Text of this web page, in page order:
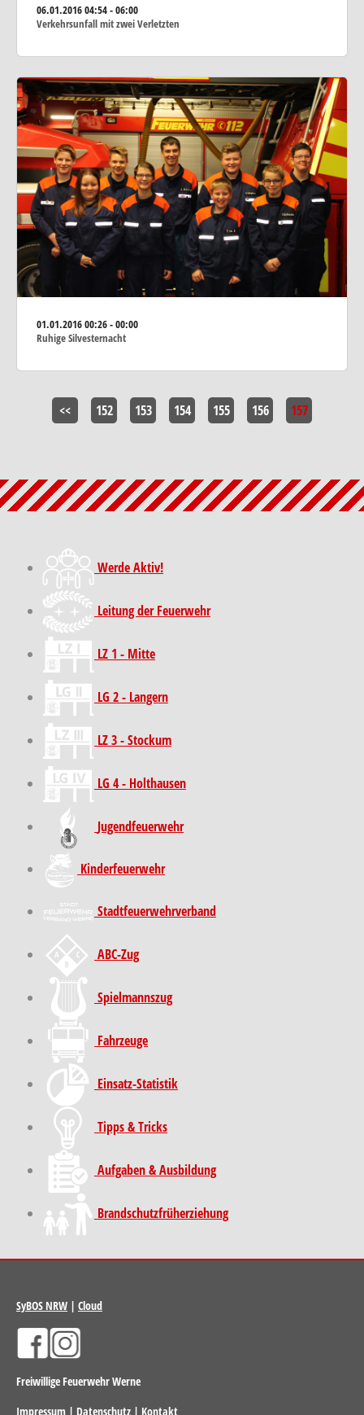
06.01.201604:54 - 06:00
Verkehrsunfall mit zwei Verletzten
01.01.201600:26 - 00:00
Ruhige Silvesternacht
<< 152 153 154 155 156 157
Werde Aktiv!
Leitung der Feuerwehr
LZ 1 - Mitte
LG 2 - Langern
LZ 3 - Stockum
LG 4 - Holthausen
Jugendfeuerwehr
Kinder­feuer­wehr
Stadt­feuer­wehr­verband
ABC-Zug
Spielmannszug
Fahrzeuge
Einsatz-Statistik
Tipps & Tricks
Aufgaben & Ausbildung
Brand­schutz­früh­erziehung
SyBOS NRW | Cloud
Freiwillige Feuerwehr Werne
Impressum | Datenschutz | Kontakt